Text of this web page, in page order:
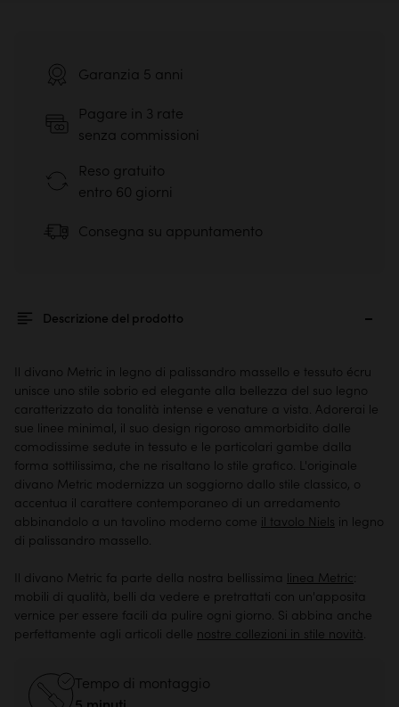
Garanzia 5 anni
Pagare in 3 rate
senza commissioni
Reso gratuito
entro 60 giorni
Consegna su appuntamento
Descrizione del prodotto
Il divano Metric in legno di palissandro massello e tessuto écru
unisce uno stile sobrio ed elegante alla bellezza del suo legno
caratterizzato da tonalità intense e venature a vista. Adorerai le
sue linee minimal, il suo design rigoroso ammorbidito dalle
comodissime sedute in tessuto e le particolari gambe dalla
forma sottilissima, che ne risaltano lo stile grafico. L'originale
divano Metric modernizza un soggiorno dallo stile classico, o
accentua il carattere contemporaneo di un arredamento
abbinandolo a un tavolino moderno come il tavolo Niels in legno
di palissandro massello.
Il divano Metric fa parte della nostra bellissima linea Metric:
mobili di qualità, belli da vedere e pretrattati con un'apposita
vernice per essere facili da pulire ogni giorno. Si abbina anche
perfettamente agli articoli delle nostre collezioni in stile novità.
Tempo di montaggio